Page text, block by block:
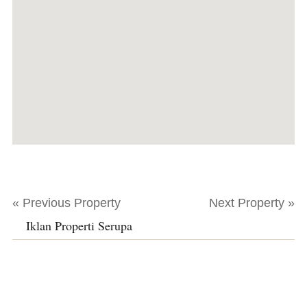
« Previous Property Next Property »
Iklan Properti Serupa